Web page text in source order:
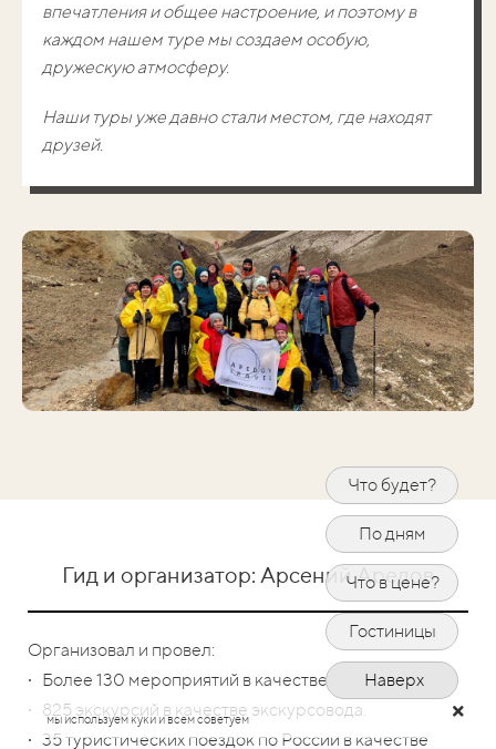
Что будет?
По дням
Что в цене?
Гостиницы
Наверх
впечатления и общее настроение, и поэтому в
каждом нашем туре мы создаем особую,
дружескую атмосферу.
Наши туры уже давно стали местом, где находят
друзей.
Гид и организатор: Арсений Аредов
Организовал и провел:
∙ Более 130 мероприятий в качестве ведущего
∙ 825 экскурсий в качестве экскурсовода.
∙ 35 туристических поездок по России в качестве
мы используем куки и всем советуем